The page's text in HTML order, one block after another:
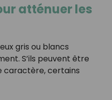
atténuer les
gris ou blancs
S’ils peuvent être
caractère, certains